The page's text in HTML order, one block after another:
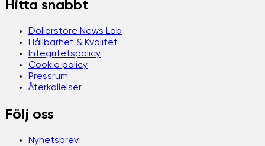
Hitta snabbt
Dollarstore News Lab
Hållbarhet & Kvalitet
Integritetspolicy
Cookie policy
Pressrum
Återkallelser
Följ oss
Nyhetsbrev